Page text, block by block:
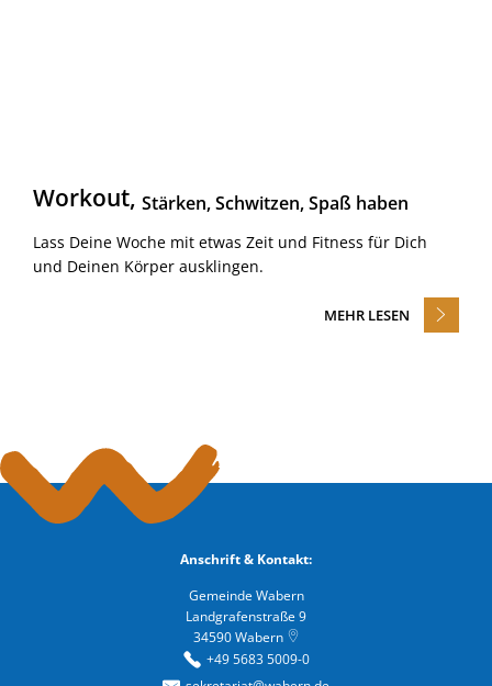
Workout, Stärken, Schwitzen, Spaß haben
Lass Deine Woche mit etwas Zeit und Fitness für Dich
und Deinen Körper ausklingen.
MEHR LESEN
Anschrift & Kontakt:
Gemeinde Wabern
Landgrafenstraße 9
34590 Wabern
+49 5683 5009-0